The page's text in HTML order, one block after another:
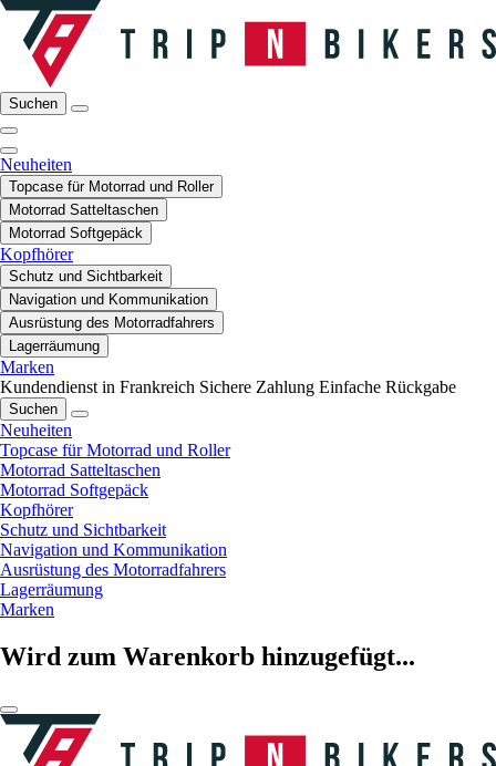
Suchen
Neuheiten
Topcase für Motorrad und Roller
Motorrad Satteltaschen
Motorrad Softgepäck
Kopfhörer
Schutz und Sichtbarkeit
Navigation und Kommunikation
Ausrüstung des Motorradfahrers
Lagerräumung
Marken
Kundendienst in Frankreich Sichere Zahlung Einfache Rückgabe
Suchen
Neuheiten
Topcase für Motorrad und Roller
Motorrad Satteltaschen
Motorrad Softgepäck
Kopfhörer
Schutz und Sichtbarkeit
Navigation und Kommunikation
Ausrüstung des Motorradfahrers
Lagerräumung
Marken
Wird zum Warenkorb hinzugefügt...